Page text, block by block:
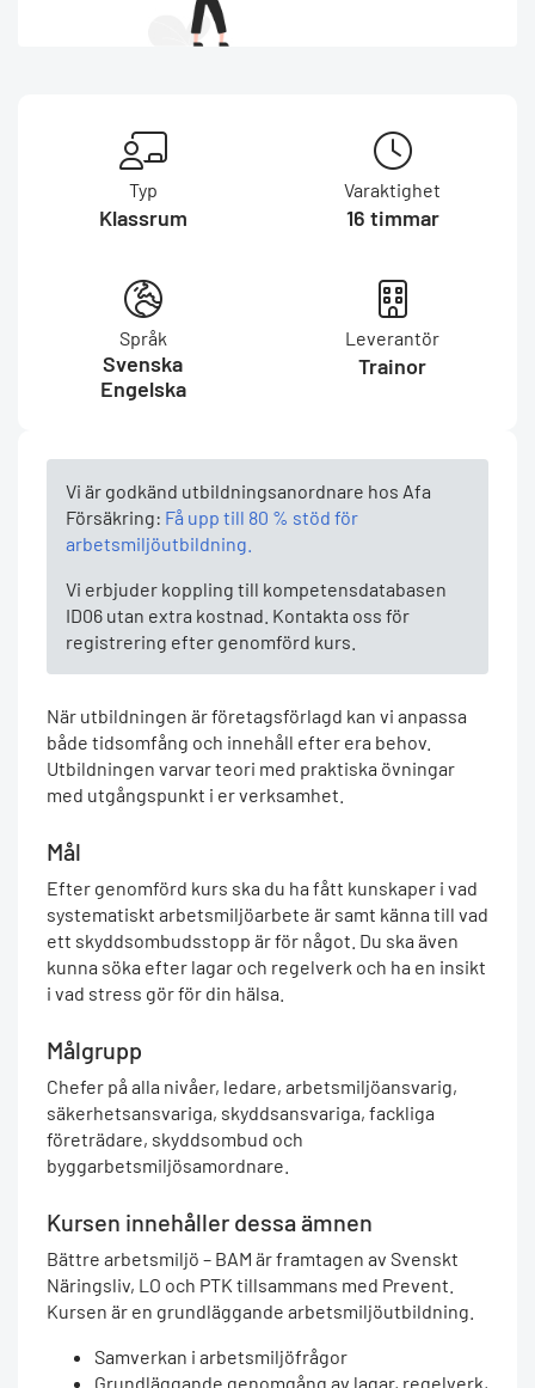
Vi är godkänd utbildningsanordnare hos Afa
Försäkring: Få upp till 80 % stöd för
arbetsmiljöutbildning.
Vi erbjuder koppling till kompetensdatabasen
ID06 utan extra kostnad. Kontakta oss för
registrering efter genomförd kurs.
När utbildningen är företagsförlagd kan vi anpassa
både tidsomfång och innehåll efter era behov.
Utbildningen varvar teori med praktiska övningar
med utgångspunkt i er verksamhet.
Mål
Efter genomförd kurs ska du ha fått kunskaper i vad
systematiskt arbetsmiljöarbete är samt känna till vad
ett skyddsombudsstopp är för något. Du ska även
kunna söka efter lagar och regelverk och ha en insikt
i vad stress gör för din hälsa.
Målgrupp
Chefer på alla nivåer, ledare, arbetsmiljöansvarig,
säkerhetsansvariga, skyddsansvariga, fackliga
företrädare, skyddsombud och
byggarbetsmiljösamordnare.
Kursen innehåller dessa ämnen
Bättre arbetsmiljö – BAM är framtagen av Svenskt
Näringsliv, LO och PTK tillsammans med Prevent.
Kursen är en grundläggande arbetsmiljöutbildning.
Samverkan i arbetsmiljöfrågor
Grundläggande genomgång av lagar, regelverk,
Typ
Klassrum
Varaktighet
16 timmar
Språk
Svenska
Engelska
Leverantör
Trainor